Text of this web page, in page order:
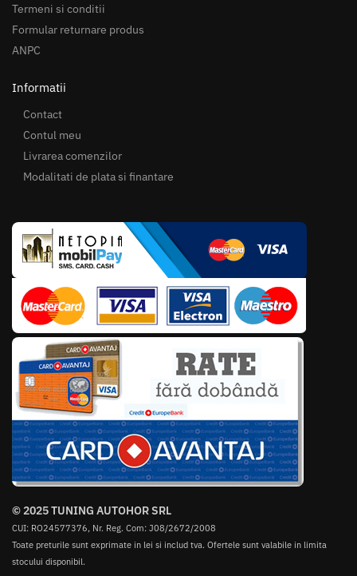
Termeni si conditii
Formular returnare produs
ANPC
Informatii
Contact
Contul meu
Livrarea comenzilor
Modalitati de plata si finantare
© 2025 TUNING AUTOHOR SRL
CUI: RO24577376, Nr. Reg. Com: J08/2672/2008
Toate preturile sunt exprimate in lei si includ tva. Ofertele sunt valabile in limita
stocului disponibil.